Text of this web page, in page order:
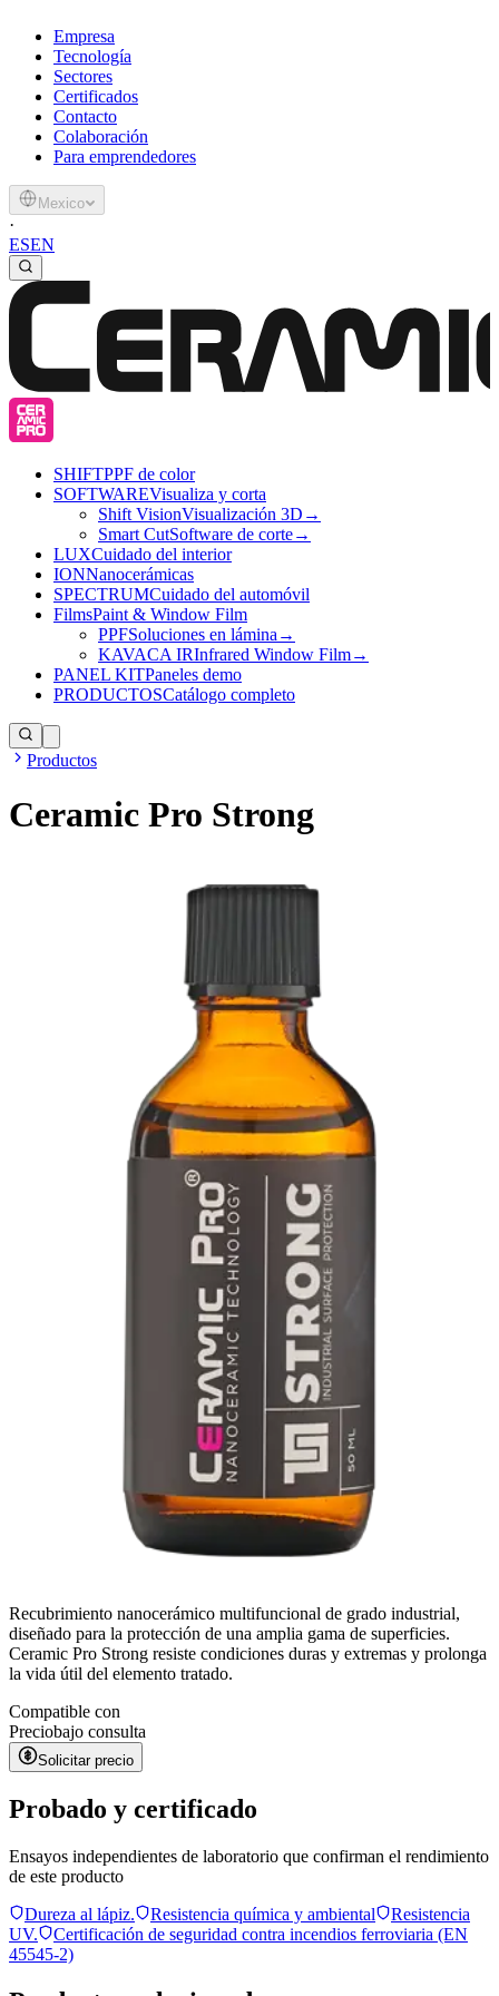
Empresa
Tecnología
Sectores
Certificados
Contacto
Colaboración
Para emprendedores
Mexico
·
ESEN
SHIFTPPF de color
SOFTWAREVisualiza y corta
Shift VisionVisualización 3D →
Smart CutSoftware de corte→
LUXCuidado del interior
IONNanocerámicas
SPECTRUMCuidado del automóvil
FilmsPaint & Window Film
PPFSoluciones en lámina →
KAVACA IRInfrared Window Film→
PANEL KITPaneles demo
PRODUCTOSCatálogo completo
Productos
Ceramic Pro Strong
Recubrimiento nanocerámico multifuncional de grado industrial,
diseñado para la protección de una amplia gama de superficies.
Ceramic Pro Strong resiste condiciones duras y extremas y prolonga
la vida útil del elemento tratado.
Compatible con
Preciobajo consulta
Solicitar precio
Probado y certificado
Ensayos independientes de laboratorio que confirman el rendimiento
de este producto
Dureza al lápiz.
Resistencia química y ambiental
Resistencia
UV.
Certificación de seguridad contra incendios ferroviaria (EN
45545-2)